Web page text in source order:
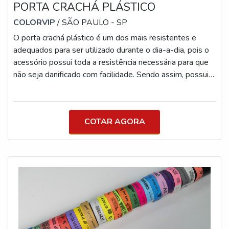
alta definição com fidelidade de cores Personalização
com numeração, QR Code, código de barras e TAG PVC
Opções para diferentes durações de evento (1 dia, multi-
dias ou permanentes) Prazo de Produção Pulseiras
Tyvek®: até 1 dia útil Pulseiras de Tecido e Triband®:
até 5 dias úteis Consulte prazos para grandes volumes
ou demandas urgentes
PORTA CRACHÁ PLÁSTICO
COLORVIP/ SÃO PAULO - SP
O porta crachá plástico é um dos mais resistentes e
adequados para ser utilizado durante o dia-a-dia, pois o
acessório possui toda a resistência necessária para que
não seja danificado com facilidade. Sendo assim, possui
CRACHÁ Além disso, o material utilizado para a
confecção do artefato permite que ele seja
personalizado, por isso, é sempre muito utilizado por
empresas e até mesmo em feiras de eventos. Um pouco
COTAR AGORA